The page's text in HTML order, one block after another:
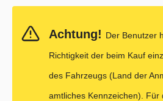
Achtung! Der Benutzer
Richtigkeit der beim Kauf
des Fahrzeugs (Land der
amtliches Kennzeichen). Für